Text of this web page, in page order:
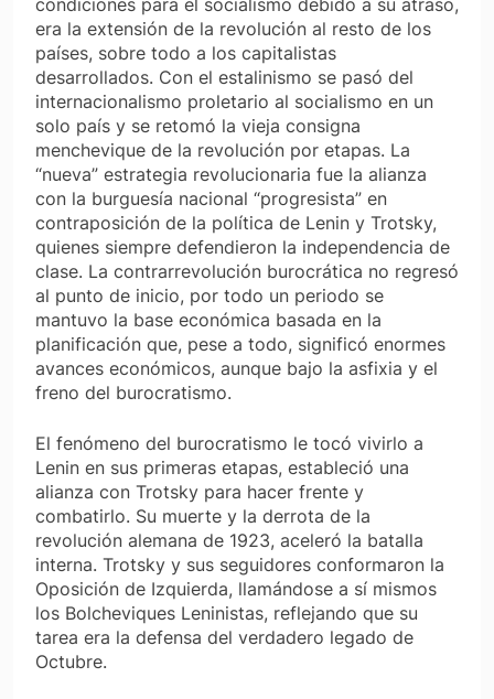
era la extensión de la revolución al resto de los
países, sobre todo a los capitalistas
desarrollados. Con el estalinismo se pasó del
internacionalismo proletario al socialismo en un
solo país y se retomó la vieja consigna
menchevique de la revolución por etapas. La
“nueva” estrategia revolucionaria fue la alianza
con la burguesía nacional “progresista” en
contraposición de la política de Lenin y Trotsky,
quienes siempre defendieron la independencia de
clase. La contrarrevolución burocrática no regresó
al punto de inicio, por todo un periodo se
mantuvo la base económica basada en la
planificación que, pese a todo, significó enormes
avances económicos, aunque bajo la asfixia y el
freno del burocratismo.
El fenómeno del burocratismo le tocó vivirlo a
Lenin en sus primeras etapas, estableció una
alianza con Trotsky para hacer frente y
combatirlo. Su muerte y la derrota de la
revolución alemana de 1923, aceleró la batalla
interna. Trotsky y sus seguidores conformaron la
Oposición de Izquierda, llamándose a sí mismos
los Bolcheviques Leninistas, reflejando que su
tarea era la defensa del verdadero legado de
Octubre.